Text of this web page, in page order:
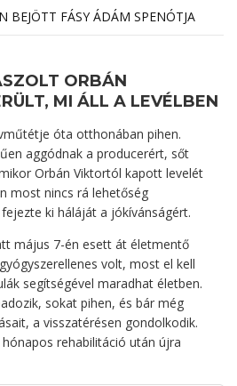
BEJÖTT FÁSY ÁDÁM SPENÓTJA
ORBÁN
MI ÁLL A LEVÉLBEN
óta otthonában pihen.
aggódnak a producerért, sőt
Orbán Viktortól kapott levelét
most nincs rá lehetőség
ki háláját a jókívánságért.
május 7-én esett át életmentő
volt, most el kell
segítségével maradhat életben.
sokat pihen, és bár még
a visszatérésen gondolkodik.
rehabilitáció után újra